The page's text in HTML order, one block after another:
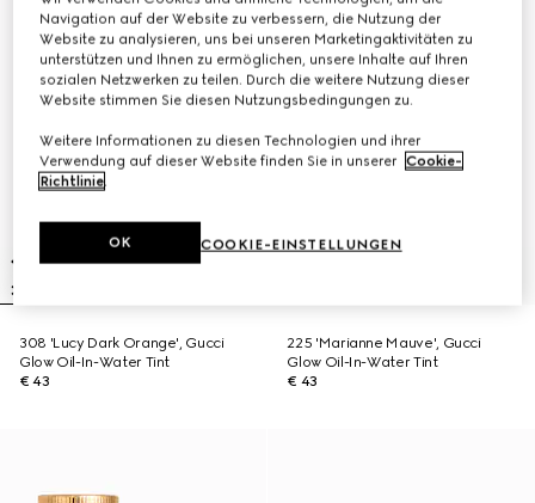
308 'Lucy Dark Orange', Gucci
Glow Oil-In-Water Tint
€ 43
225 'Marianne Mauve', Gucci
Glow Oil-In-Water Tint
€ 43
Navigation auf der Website zu verbessern, die Nutzung der
Website zu analysieren, uns bei unseren Marketingaktivitäten zu
unterstützen und Ihnen zu ermöglichen, unsere Inhalte auf Ihren
sozialen Netzwerken zu teilen. Durch die weitere Nutzung dieser
Website stimmen Sie diesen Nutzungsbedingungen zu.
Weitere Informationen zu diesen Technologien und ihrer
Verwendung auf dieser Website finden Sie in unserer Cookie-
Richtlinie.
COOKIE-EINSTELLUNGEN
OK